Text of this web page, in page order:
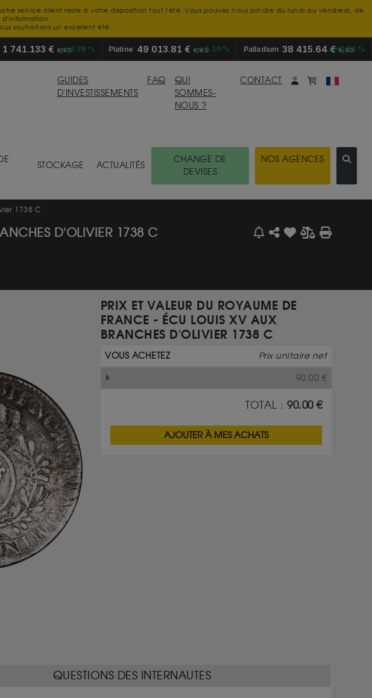
service client reste à votre disposition tout l'été. Vous pouvez nous joindre du lundi au vendredi, de
souhaitons un excellent été.
1 741.133 € €/KG+0.76 % Platine 49 013.81 € €/KG+1.10 % Palladium 38 415.64 €€/KG
+0.91 %
GUIDES
D'INVESTISSEMENTS
FAQ
QUI
SOMMES-
NOUS ?
CONTACT Mon compte
monpanier
STOCKAGE ACTUALITÉS
CHANGE DE
DEVISES
NOS AGENCES
1738 C
D'OLIVIER 1738 C
PRIX ET VALEUR DU ROYAUME DE
FRANCE - ÉCU LOUIS XV AUX
BRANCHES D'OLIVIER 1738 C
VOUS ACHETEZ Prix unitaire net
90.00 €
TOTAL :90.00€
AJOUTER À MES ACHATS
QUESTIONS DES INTERNAUTES